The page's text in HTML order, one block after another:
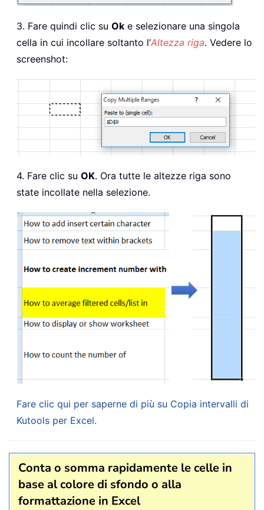
3. Fare quindi clic su Ok e selezionare una singola
cella in cui incollare soltanto l’Altezza riga. Vedere lo
screenshot:
4. Fare clic su OK. Ora tutte le altezze riga sono
state incollate nella selezione.
Fare clic qui per saperne di più su Copia intervalli di
Kutools per Excel.
Conta o somma rapidamente le celle in
base al colore di sfondo o alla
formattazione in Excel